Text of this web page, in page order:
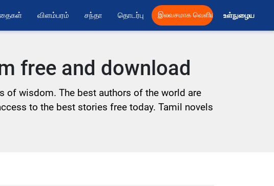
விளம்பரம் சந்தா தொடர்பு இலவசமாக வெளியிட உள்நுழைய
free and download
of wisdom. The best authors of the world are
to the best stories free today. Tamil novels